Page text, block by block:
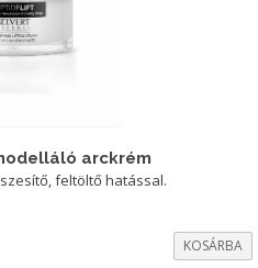
arckrém
feltöltő hatással.
KOSÁRBA